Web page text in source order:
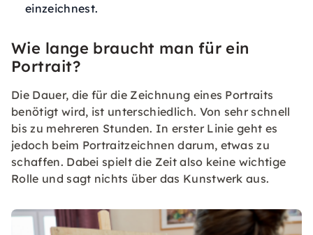
einzeichnest.
Wie lange braucht man für ein
Portrait?
Die Dauer, die für die Zeichnung eines Portraits
benötigt wird, ist unterschiedlich. Von sehr schnell
bis zu mehreren Stunden. In erster Linie geht es
jedoch beim Portraitzeichnen darum, etwas zu
schaffen. Dabei spielt die Zeit also keine wichtige
Rolle und sagt nichts über das Kunstwerk aus.